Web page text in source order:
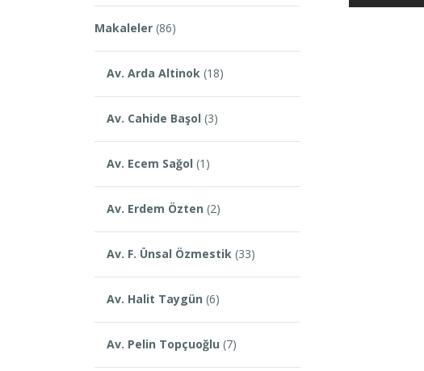
Makaleler (86)
Av. Arda Altinok (18)
Av. Cahide Başol (3)
Av. Ecem Sağol (1)
Av. Erdem Özten (2)
Av. F. Ünsal Özmestik (33)
Av. Halit Taygün (6)
Av. Pelin Topçuoğlu (7)